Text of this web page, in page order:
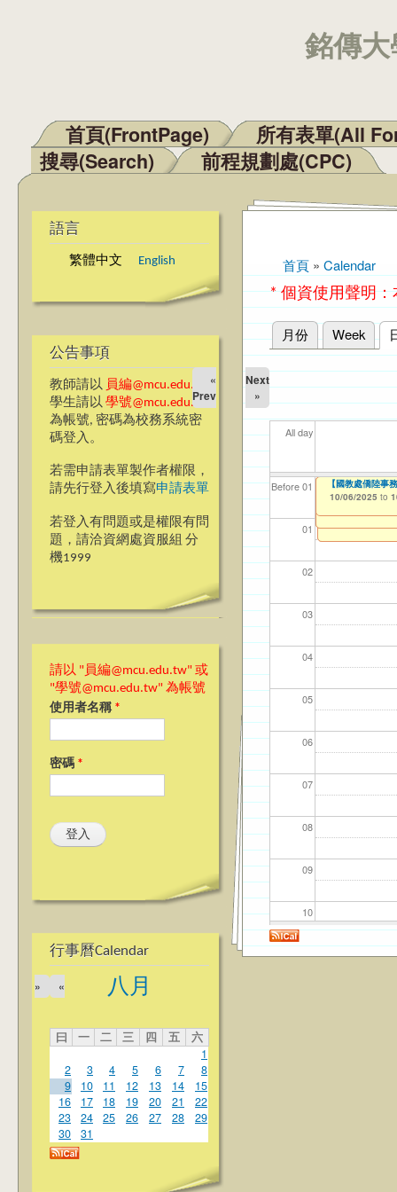
銘傳
主選單
首頁(FrontPage)
所有表單(All
搜尋(Search)
前程規劃處(CPC)
語言
繁體中文 English
公告事項
教師請以 員編@mcu.edu.tw
學生請以 學號@mcu.edu.tw
為帳號, 密碼為校務系統密
碼登入。
若需申請表單製作者權限，
請先行登入後填寫申請表單
若登入有問題或是權限有問
題，請洽資網處資服組 分
機1999
請以 "員編@mcu.edu.tw" 或
"學號@mcu.edu.tw" 為帳號
使用者名稱 *
密碼 *
行事曆Calendar
八月
«
»
曰 一 二 三 四 五
六
1
2
3 4 5 6 7
8
9
10 11 12 13 14
15
16
17 18 19 20 21
22
23
24 25 26 27 28
29
30
31
您在這裡
首頁 » Calendar
* 個資使用聲明
主要索引標籤
月份 Week
«
Prev
Next
»
All day
Before 01
01
02
03
04
05
06
07
08
09
10
11
【資網處】
整合系統～表單
【財務處】工讀
11/12/2021 to
【財務處】漏打
錄
114學年度前程
表(服務學習教師
114
02/
114
03/
【學
07/
114
09/
商品
11/
教務
11/
114
02/
【財
08/
【高教深耕計
Application-
【高教深耕計
Program
【高教深耕計
Encourage
【國教處僑陸事
10/06/2025 to